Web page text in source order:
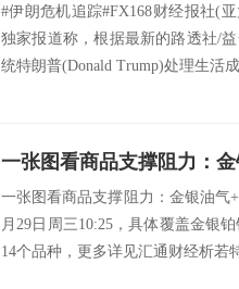
#伊朗危机追踪#FX168财经报社(
独家报道称，根据最新的路透社/
统特朗普(Donald Trump)处理生活
一张图看商品支撑阻力：金银油气
月29日周三10:25，具体覆盖金银
14个品种，更多详见汇通财经析若